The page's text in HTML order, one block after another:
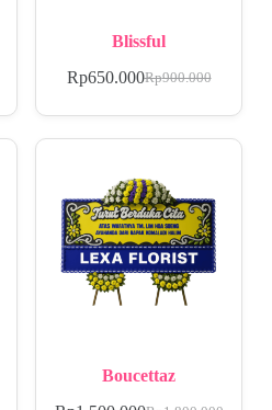
Blissful
Rp900.000
Rp650.000
Boucettaz